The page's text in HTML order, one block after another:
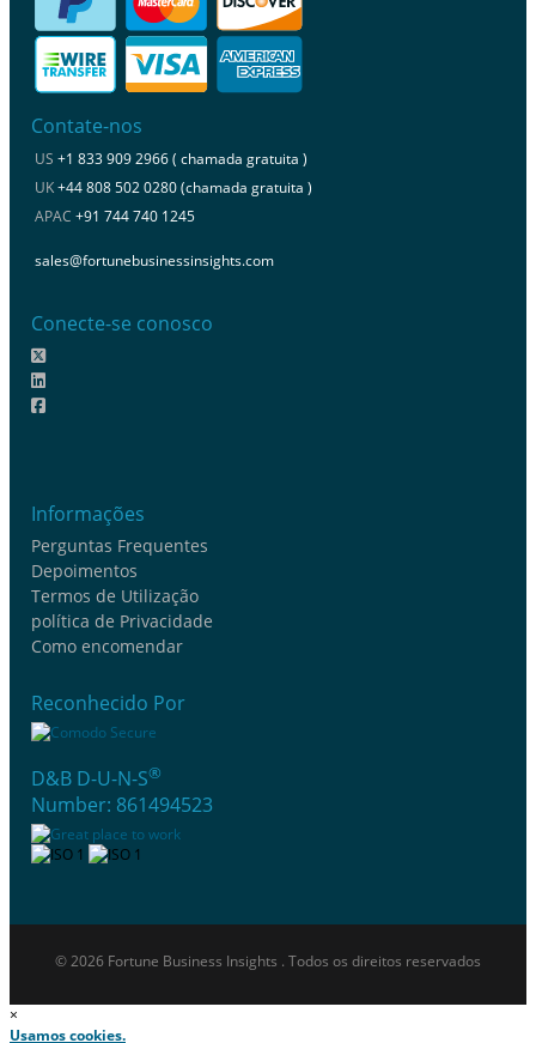
Contate-nos
US +1 833 909 2966 ( chamada gratuita )
UK+44 808 502 0280 (chamada gratuita )
APAC +91 744 740 1245
sales@fortunebusinessinsights.com
Conecte-se conosco
Informações
Perguntas Frequentes
Depoimentos
Termos de Utilização
política de Privacidade
Como encomendar
Reconhecido Por
D&B D-U-N-S®
Number: 861494523
© 2026 Fortune Business Insights . Todos os direitos reservados
×
Usamos cookies.